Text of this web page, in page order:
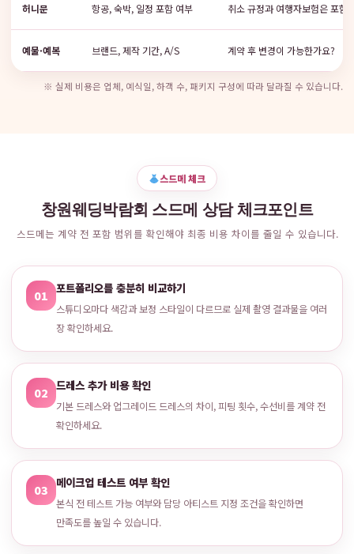
허니문 항공, 숙박, 일정 포함 여부 취소 규정과 여행자보험은 포함
예물·예복 브랜드, 제작 기간, A/S 계약 후 변경이 가능한가요?
※ 실제 비용은 업체, 예식일, 하객 수, 패키지 구성에 따라 달라질 수 있습니다.
스드메 체크
창원웨딩박람회 스드메 상담 체크포인트
스드메는 계약 전 포함 범위를 확인해야 최종 비용 차이를 줄일 수 있습니다.
01 포트폴리오를 충분히 비교하기
스튜디오마다 색감과 보정 스타일이 다르므로 실제 촬영 결과물을 여러
장 확인하세요.
02 드레스 추가 비용 확인
기본 드레스와 업그레이드 드레스의 차이, 피팅 횟수, 수선비를 계약 전
확인하세요.
03 메이크업 테스트 여부 확인
본식 전 테스트 가능 여부와 담당 아티스트 지정 조건을 확인하면
만족도를 높일 수 있습니다.